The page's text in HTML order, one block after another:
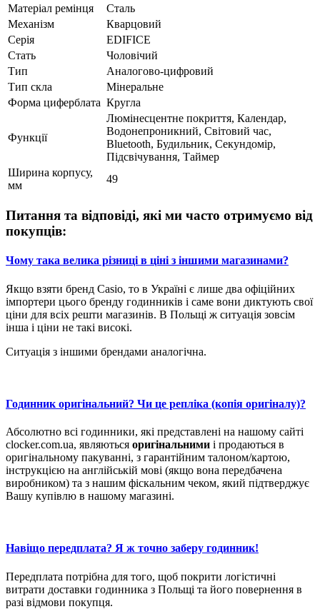
Матеріал ремінця
Сталь
Механізм
Кварцовий
Серія
EDIFICE
Стать
Чоловічий
Тип
Аналогово-цифровий
Тип скла
Мінеральне
Форма циферблата Кругла
Функції
Люмінесцентне покриття, Календар,
Водонепроникний, Світовий час,
Bluetooth, Будильник, Секундомір,
Підсвічування, Таймер
Ширина корпусу,
мм
49
Питання та відповіді, які ми часто отримуємо від
покупців:
Чому така велика різниці в ціні з іншими магазинами?
Якщо взяти бренд Casio, то в Україні є лише два офіційних
імпортери цього бренду годинників і саме вони диктують свої
ціни для всіх решти магазинів. В Польщі ж ситуація зовсім
інша і ціни не такі високі.
Ситуація з іншими брендами аналогічна.
Годинник оригінальний? Чи це репліка (копія оригіналу)?
Абсолютно всі годинники, які представлені на нашому сайті
clocker.com.ua, являються оригінальними і продаються в
оригінальному пакуванні, з гарантійним талоном/картою,
інструкцією на англійській мові (якщо вона передбачена
виробником) та з нашим фіскальним чеком, який підтверджує
Вашу купівлю в нашому магазині.
Навіщо передплата? Я ж точно заберу годинник!
Передплата потрібна для того, щоб покрити логістичні
витрати доставки годинника з Польщі та його повернення в
разі відмови покупця.